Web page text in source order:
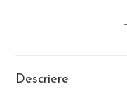
Descriere